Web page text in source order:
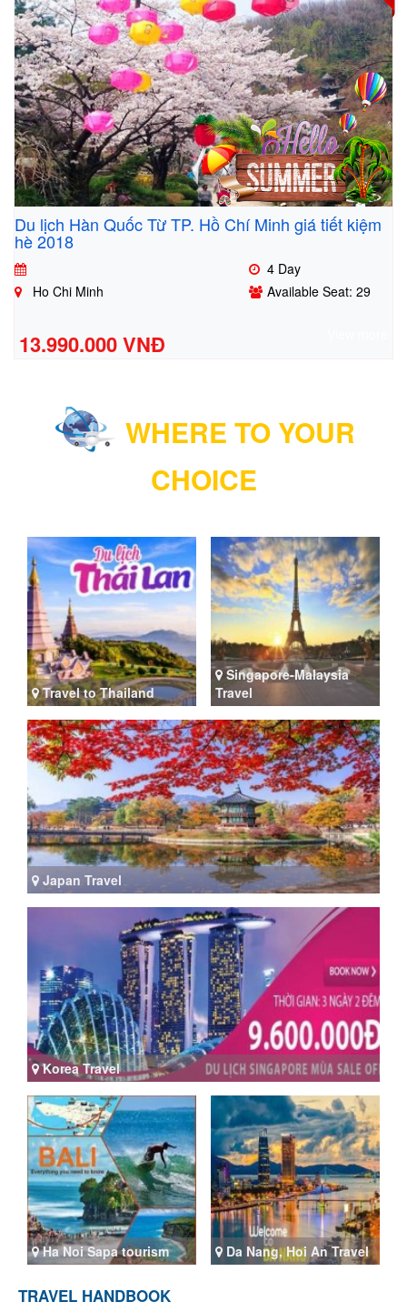
Du lịch Hàn Quốc Từ TP. Hồ Chí Minh giá tiết kiệm
hè 2018
4 Day
Ho Chi Minh
Available Seat: 29
13.990.000 VNĐ
WHERE TO YOUR
CHOICE
Travel to Thailand
Singapore-Malaysia
Travel
Japan Travel
Korea Travel
Ha Noi Sapa tourism Da Nang, Hoi An Travel
TRAVEL HANDBOOK